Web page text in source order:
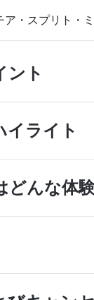
ア・スプリト・
ント
イライト
どんな体